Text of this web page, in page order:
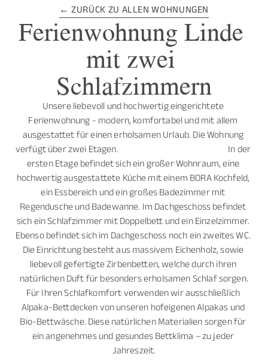
← ZURÜCK ZU ALLEN WOHNUNGEN
Ferienwohnung Linde
mit zwei
Schlafzimmern
Unsere liebevoll und hochwertig eingerichtete
Ferienwohnung - modern, komfortabel und mit allem
ausgestattet für einen erholsamen Urlaub. Die Wohnung
verfügt über zwei Etagen.                                                          In der
ersten Etage befindet sich ein großer Wohnraum, eine
hochwertig ausgestattete Küche mit einem BORA Kochfeld,
ein Essbereich und ein großes Badezimmer mit
Regendusche und Badewanne. Im Dachgeschoss befindet
sich ein Schlafzimmer mit Doppelbett und ein Einzelzimmer.
Ebenso befindet sich im Dachgeschoss noch ein zweites WC.
Die Einrichtung besteht aus massivem Eichenholz, sowie
liebevoll gefertigte Zirbenbetten, welche durch ihren
natürlichen Duft für besonders erholsamen Schlaf sorgen.
Für Ihren Schlafkomfort verwenden wir ausschließlich
Alpaka-Bettdecken von unseren hofeigenen Alpakas und
Bio-Bettwäsche. Diese natürlichen Materialien sorgen für
ein angenehmes und gesundes Bettklima – zu jeder
Jahreszeit.